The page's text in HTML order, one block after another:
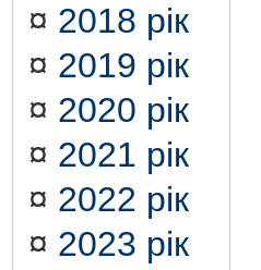
¤ 2018 рік
¤ 2019 рік
¤ 2020 рік
¤ 2021 рік
¤ 2022 рік
¤ 2023 рік